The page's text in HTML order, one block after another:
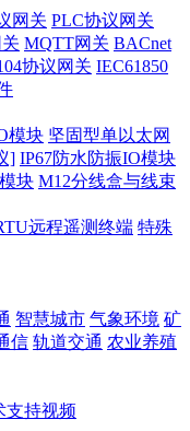
网关 PLC协议网关
MQTT网关 BACnet
协议网关 IEC61850
模块 坚固型单以太网
] IP67防水防振IO模块
块 M12分线盒与线束
远程遥测终端 特殊
智慧城市 气象环境 矿
信 轨道交通 农业养殖
支持视频